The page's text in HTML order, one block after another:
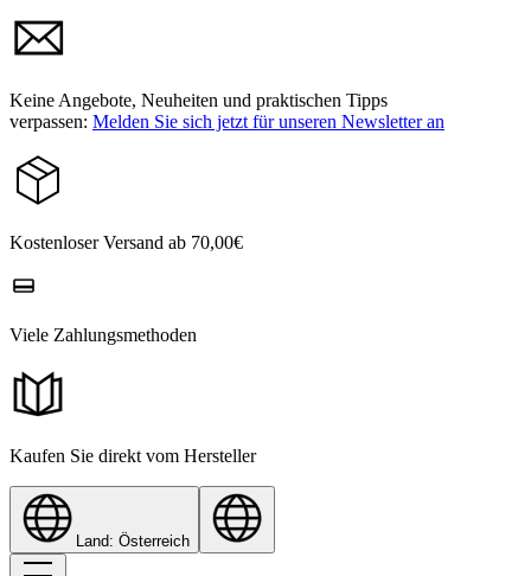
Keine Angebote, Neuheiten und praktischen Tipps
verpassen: Melden Sie sich jetzt für unseren Newsletter an
Kostenloser Versand ab 70,00€
Viele Zahlungsmethoden
Kaufen Sie direkt vom Hersteller
Land: Österreich